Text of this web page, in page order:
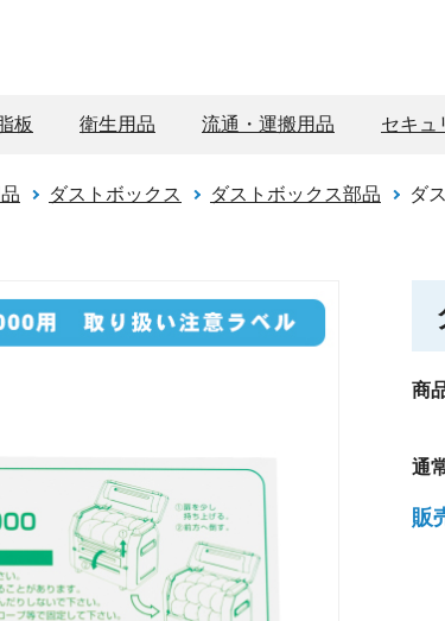
板 衛生用品 流通・運搬用品 セキュ
ダストボックス ダストボックス部品 ダ
商
通
販